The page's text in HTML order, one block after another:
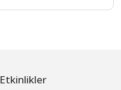
Etkinlikler